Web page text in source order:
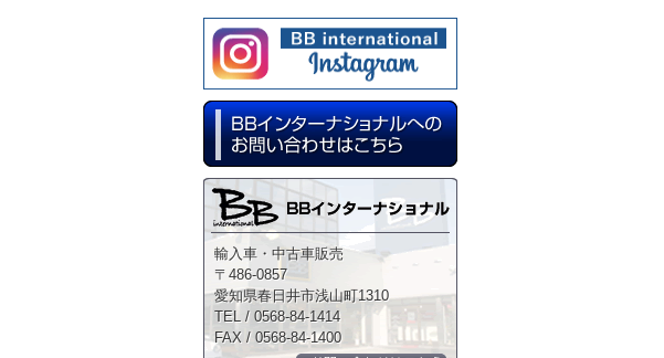
輸入車・中古車販売
〒486-0857
愛知県春日井市浅山町1310
TEL / 0568-84-1414
FAX / 0568-84-1400